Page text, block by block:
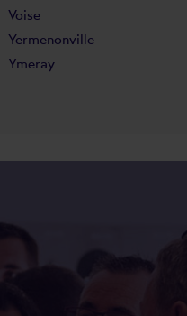
Voise
Yermenonville
Ymeray